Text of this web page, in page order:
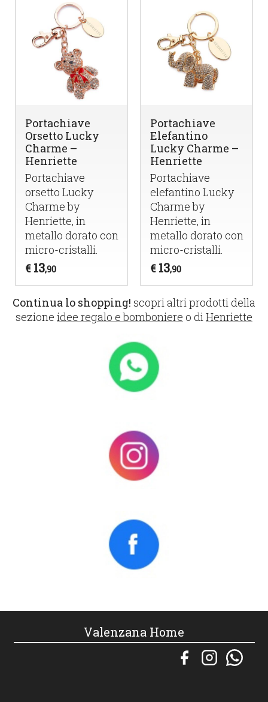
Portachiave
Orsetto Lucky
Charme –
Henriette
Portachiave
orsetto Lucky
Charme by
Henriette, in
metallo dorato con
micro-cristalli.
€ 13,90
Portachiave
Elefantino
Lucky Charme –
Henriette
Portachiave
elefantino Lucky
Charme by
Henriette, in
metallo dorato con
micro-cristalli.
€ 13,90
Continua lo shopping! scopri altri prodotti della
sezione idee regalo e bomboniere o diHenriette
Valenzana Home